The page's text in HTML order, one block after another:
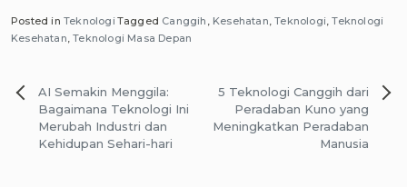
Posted inTeknologi Tagged Canggih , Kesehatan,Teknologi,Teknologi
Kesehatan,Teknologi Masa Depan
Post
navigation
AI Semakin Menggila:
Bagaimana Teknologi Ini
Merubah Industri dan
Kehidupan Sehari-hari
5 Teknologi Canggih dari
Peradaban Kuno yang
Meningkatkan Peradaban
Manusia